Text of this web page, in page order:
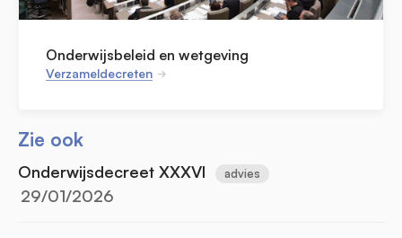
Onderwijsbeleid en wetgeving
Verzameldecreten
Zie ook
Onderwijsdecreet XXXVI advies
29/01/2026